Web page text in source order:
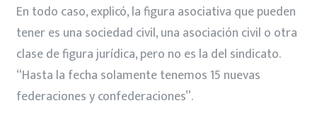
En todo caso, explicó, la figura asociativa que pueden
tener es una sociedad civil, una asociación civil o otra
clase de figura jurídica, pero no es la del sindicato.
“Hasta la fecha solamente tenemos 15 nuevas
federaciones y confederaciones”.